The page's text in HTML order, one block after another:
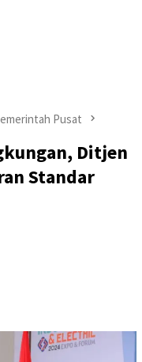
Pusat
Ditjen
Standar